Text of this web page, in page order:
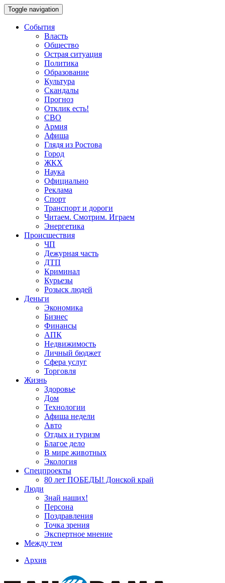
Toggle navigation
События
Власть
Общество
Острая ситуация
Политика
Образование
Культура
Скандалы
Прогноз
Отклик есть!
СВО
Армия
Афиша
Глядя из Ростова
Город
ЖКХ
Наука
Официально
Реклама
Спорт
Транспорт и дороги
Читаем. Смотрим. Играем
Энергетика
Происшествия
ЧП
Дежурная часть
ДТП
Криминал
Курьезы
Розыск людей
Деньги
Экономика
Бизнес
Финансы
АПК
Недвижимость
Личный бюджет
Сфера услуг
Торговля
Жизнь
Здоровье
Дом
Технологии
Афиша недели
Авто
Отдых и туризм
Благое дело
В мире животных
Экология
Спецпроекты
80 лет ПОБЕДЫ! Донской край
Люди
Знай наших!
Персона
Поздравления
Точка зрения
Экспертное мнение
Между тем
Архив